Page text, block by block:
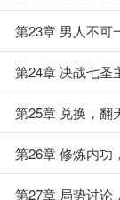
第23章 男人不可
第24章 决战七圣
第25章 兑换，翻
第26章 修炼内功
第27章 局势讨论